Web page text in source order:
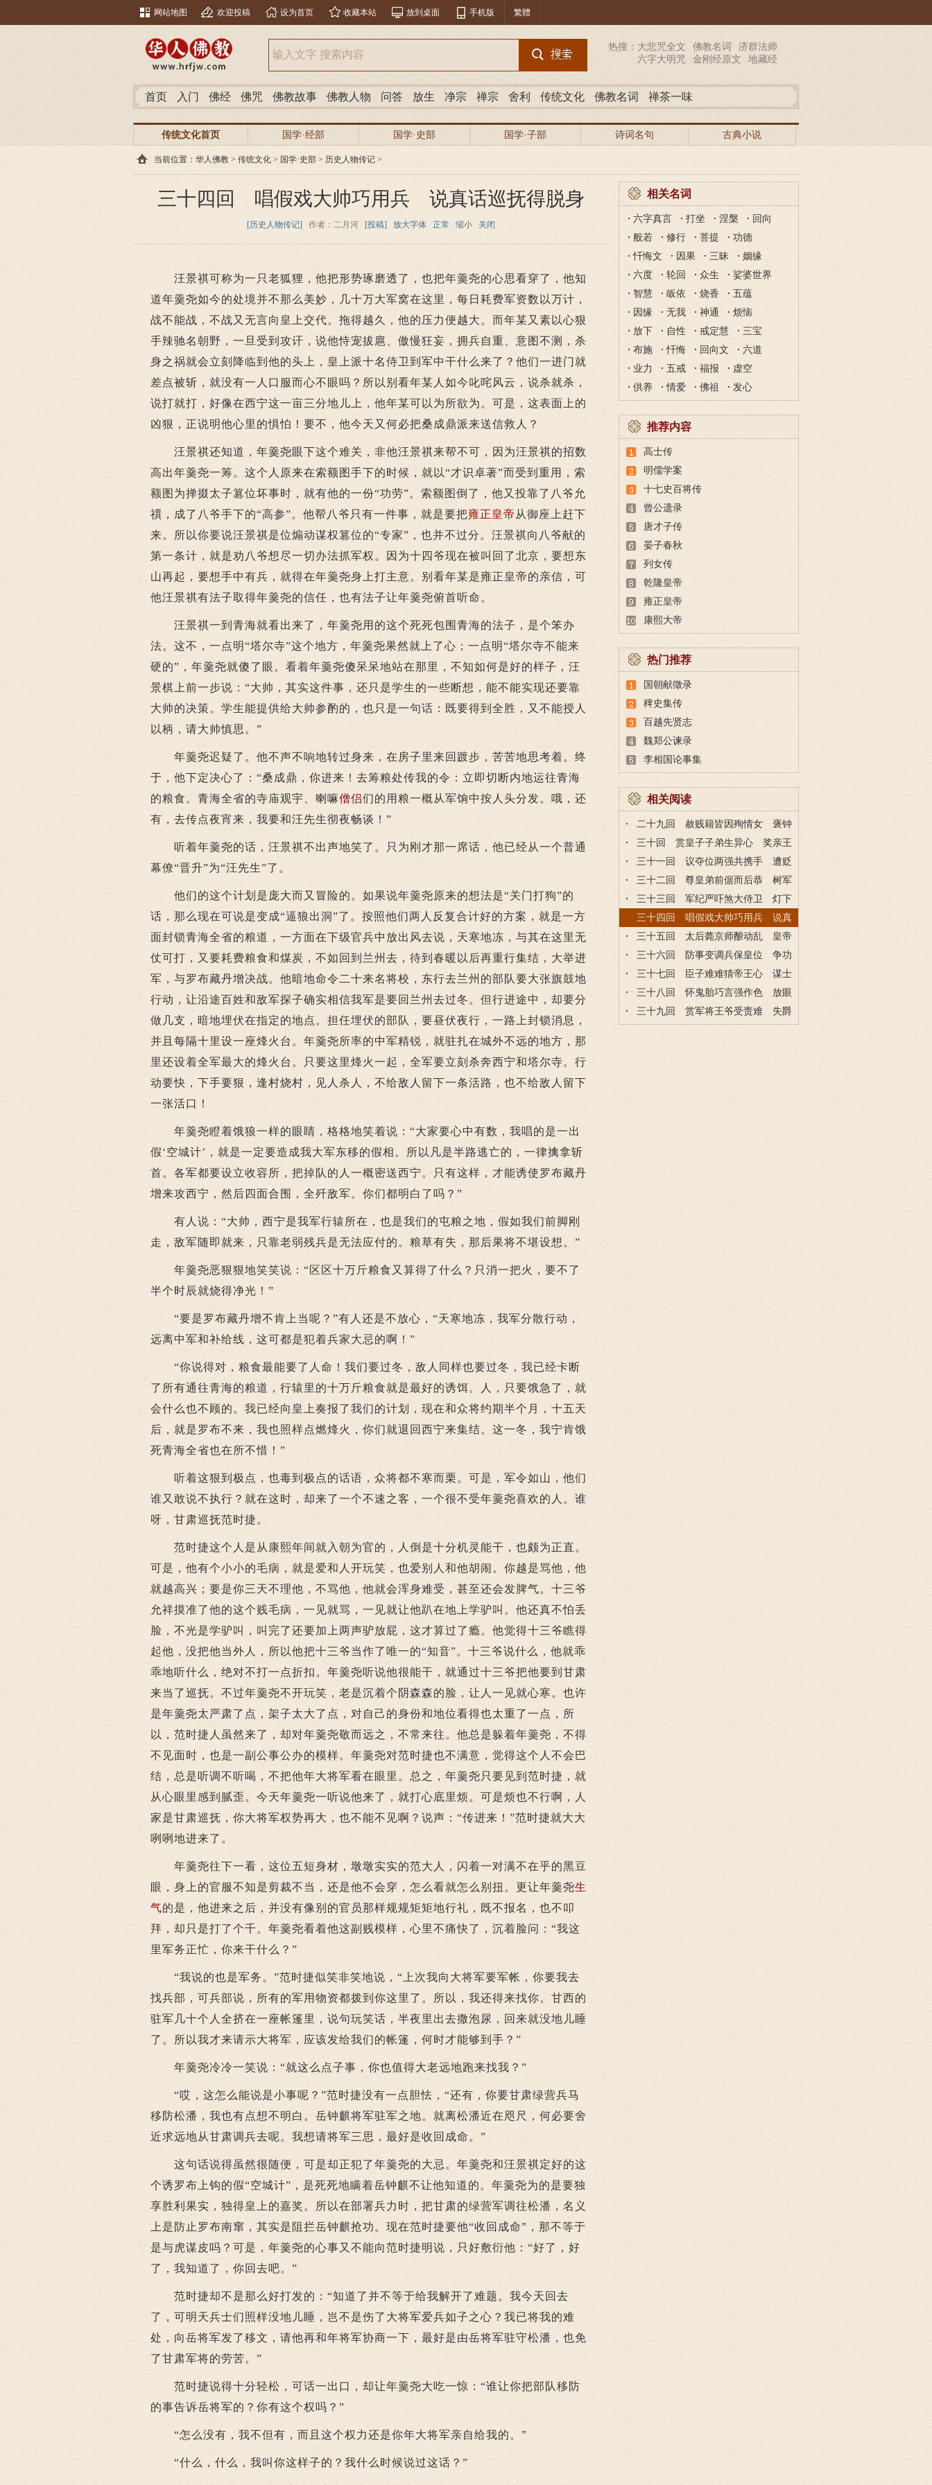
网站地图 欢迎投稿 设为首页 收藏本站 放到桌面 手机版 繁體
热搜： 大悲咒全文 佛教名词
济群法师
六字大明咒
金刚经原文 地藏经
首页 入门 佛经 佛咒 佛教故事 佛教人物 问答 放生 净宗 禅宗 舍利 传统文化 佛教名词 禅茶一味
传统文化首页 国学·经部 国学·史部 国学·子部 诗词名句 古典小说
当前位置： 华人佛教 > 传统文化 > 国学·史部 > 历史人物传记 >
三十四回 唱假戏大帅巧用兵 说真话巡抚得脱身
[历史人物传记] 作者：二月河 [投稿] 放大字体 正常 缩小 关闭
汪景祺可称为一只老狐狸，他把形势琢磨透了，也把年羹尧的心思看穿了，他知
道年羹尧如今的处境并不那么美妙，几十万大军窝在这里，每日耗费军资数以万计，
战不能战，不战又无言向皇上交代。拖得越久，他的压力便越大。而年某又素以心狠
手辣驰名朝野，一旦受到攻讦，说他恃宠拔扈、傲慢狂妄，拥兵自重、意图不测，杀
身之祸就会立刻降临到他的头上，皇上派十名侍卫到军中干什么来了？他们一进门就
差点被斩，就没有一人口服而心不眼吗？所以别看年某人如今叱咤风云，说杀就杀，
说打就打，好像在西宁这一亩三分地儿上，他年某可以为所欲为。可是，这表面上的
凶狠，正说明他心里的惧怕！要不，他今天又何必把桑成鼎派来送信救人？
汪景祺还知道，年羹尧眼下这个难关，非他汪景祺来帮不可，因为汪景祺的招数
高出年羹尧一筹。这个人原来在索额图手下的时候，就以“才识卓著”而受到重用，索
额图为掸掇太子篡位坏事时，就有他的一份“功劳”。索额图倒了，他又投靠了八爷允
禩，成了八爷手下的“高参”。他帮八爷只有一件事，就是要把雍正皇帝 从御座上赶下
来。所以你要说汪景祺是位煽动谋权篡位的“专家”，也并不过分。汪景祺向八爷献的
第一条计，就是劝八爷想尽一切办法抓军权。因为十四爷现在被叫回了北京，要想东
山再起，要想手中有兵，就得在年羹尧身上打主意。别看年某是雍正皇帝的亲信，可
他汪景祺有法子取得年羹尧的信任，也有法子让年羹尧俯首听命。
汪景祺一到青海就看出来了，年羹尧用的这个死死包围青海的法子，是个笨办
法。这不，一点明“塔尔寺”这个地方，年羹尧果然就上了心；一点明“塔尔寺不能来
硬的”，年羹尧就傻了眼。看着年羹尧傻呆呆地站在那里，不知如何是好的样子，汪
景棋上前一步说：“大帅，其实这件事，还只是学生的一些断想，能不能实现还要靠
大帅的决策。学生能提供给大帅参酌的，也只是一句话：既要得到全胜，又不能授人
以柄，请大帅慎思。”
年羹尧迟疑了。他不声不响地转过身来，在房子里来回踱步，苦苦地思考着。终
于，他下定决心了：“桑成鼎，你进来！去筹粮处传我的令：立即切断内地运往青海
的粮食。青海全省的寺庙观宇、喇嘛僧侣们的用粮一概从军饷中按人头分发。哦，还
有，去传点夜宵来，我要和汪先生彻夜畅谈！”
听着年羹尧的话，汪景祺不出声地笑了。只为刚才那一席话，他已经从一个普通
幕僚“晋升”为“汪先生”了。
他们的这个计划是庞大而又冒险的。如果说年羹尧原来的想法是“关门打狗”的
话，那么现在可说是变成“逼狼出洞”了。按照他们两人反复合计好的方案，就是一方
面封锁青海全省的粮道，一方面在下级官兵中放出风去说，天寒地冻，与其在这里无
仗可打，又要耗费粮食和煤炭，不如回到兰州去，待到春暖以后再重行集结，大举进
军，与罗布藏丹增决战。他暗地命令二十来名将校，东行去兰州的部队要大张旗鼓地
行动，让沿途百姓和敌军探子确实相信我军是要回兰州去过冬。但行进途中，却要分
做几支，暗地埋伏在指定的地点。担任埋伏的部队，要昼伏夜行，一路上封锁消息，
并且每隔十里设一座烽火台。年羹尧所率的中军精锐，就驻扎在城外不远的地方，那
里还设着全军最大的烽火台。只要这里烽火一起，全军要立刻杀奔西宁和塔尔寺。行
动要快，下手要狠，逢村烧村，见人杀人，不给敌人留下一条活路，也不给敌人留下
一张活口！
年羹尧瞪着饿狼一样的眼睛，格格地笑着说：“大家要心中有数，我唱的是一出
假‘空城计’，就是一定要造成我大军东移的假相。所以凡是半路逃亡的，一律擒拿斩
首。各军都要设立收容所，把掉队的人一概密送西宁。只有这样，才能诱使罗布藏丹
增来攻西宁，然后四面合围，全歼敌军。你们都明白了吗？”
有人说：“大帅，西宁是我军行辕所在，也是我们的屯粮之地，假如我们前脚刚
走，敌军随即就来，只靠老弱残兵是无法应付的。粮草有失，那后果将不堪设想。”
年羹尧恶狠狠地笑笑说：“区区十万斤粮食又算得了什么？只消一把火，要不了
半个时辰就烧得净光！”
“要是罗布藏丹增不肯上当呢？”有人还是不放心，“天寒地冻，我军分散行动，
远离中军和补给线，这可都是犯着兵家大忌的啊！”
“你说得对，粮食最能要了人命！我们要过冬，敌人同样也要过冬，我已经卡断
了所有通往青海的粮道，行辕里的十万斤粮食就是最好的诱饵。人，只要饿急了，就
会什么也不顾的。我已经向皇上奏报了我们的计划，现在和众将约期半个月，十五天
后，就是罗布不来，我也照样点燃烽火，你们就退回西宁来集结。这一冬，我宁肯饿
死青海全省也在所不惜！”
听着这狠到极点，也毒到极点的话语，众将都不寒而栗。可是，军令如山，他们
谁又敢说不执行？就在这时，却来了一个不速之客，一个很不受年羹尧喜欢的人。谁
呀，甘肃巡抚范时捷。
范时捷这个人是从康熙年间就入朝为官的，人倒是十分机灵能干，也颇为正直。
可是，他有个小小的毛病，就是爱和人开玩笑，也爱别人和他胡闹。你越是骂他，他
就越高兴；要是你三天不理他，不骂他，他就会浑身难受，甚至还会发脾气。十三爷
允祥摸准了他的这个贱毛病，一见就骂，一见就让他趴在地上学驴叫。他还真不怕丢
脸，不光是学驴叫，叫完了还要加上两声驴放屁，这才算过了瘾。他觉得十三爷瞧得
起他，没把他当外人，所以他把十三爷当作了唯一的“知音”。十三爷说什么，他就乖
乖地听什么，绝对不打一点折扣。年羹尧听说他很能干，就通过十三爷把他要到甘肃
来当了巡抚。不过年羹尧不开玩笑，老是沉着个阴森森的脸，让人一见就心寒。也许
是年羹尧太严肃了点，架子太大了点，对自己的身份和地位看得也太重了一点，所
以，范时捷人虽然来了，却对年羹尧敬而远之，不常来往。他总是躲着年羹尧，不得
不见面时，也是一副公事公办的模样。年羹尧对范时捷也不满意，觉得这个人不会巴
结，总是听调不听喝，不把他年大将军看在眼里。总之，年羹尧只要见到范时捷，就
从心眼里感到腻歪。今天年羹尧一听说他来了，就打心底里烦。可是烦也不行啊，人
家是甘肃巡抚，你大将军权势再大，也不能不见啊？说声：“传进来！”范时捷就大大
咧咧地进来了。
年羹尧往下一看，这位五短身材，墩墩实实的范大人，闪着一对满不在乎的黑豆
眼，身上的官服不知是剪裁不当，还是他不会穿，怎么看就怎么别扭。更让年羹尧生
气的是，他进来之后，并没有像别的官员那样规规矩矩地行礼，既不报名，也不叩
拜，却只是打了个千。年羹尧看着他这副贱模样，心里不痛快了，沉着脸问：“我这
里军务正忙，你来干什么？”
“我说的也是军务。”范时捷似笑非笑地说，“上次我向大将军要军帐，你要我去
找兵部，可兵部说，所有的军用物资都拨到你这里了。所以，我还得来找你。甘西的
驻军几十个人全挤在一座帐篷里，说句玩笑话，半夜里出去撒泡尿，回来就没地儿睡
了。所以我才来请示大将军，应该发给我们的帐篷，何时才能够到手？”
年羹尧冷冷一笑说：“就这么点子事，你也值得大老远地跑来找我？”
“哎，这怎么能说是小事呢？”范时捷没有一点胆怯，“还有，你要甘肃绿营兵马
移防松潘，我也有点想不明白。岳钟麒将军驻军之地。就离松潘近在咫尺，何必要舍
近求远地从甘肃调兵去呢。我想请将军三思，最好是收回成命。”
这句话说得虽然很随便，可是却正犯了年羹尧的大忌。年羹尧和汪景祺定好的这
个诱罗布上钩的假“空城计”，是死死地瞒着岳钟麒不让他知道的。年羹尧为的是要独
享胜利果实，独得皇上的嘉奖。所以在部署兵力时，把甘肃的绿营军调往松潘，名义
上是防止罗布南窜，其实是阻拦岳钟麒抢功。现在范时捷要他“收回成命”，那不等于
是与虎谋皮吗？可是，年羹尧的心事又不能向范时捷明说，只好敷衍他：“好了，好
了，我知道了，你回去吧。”
范时捷却不是那么好打发的：“知道了并不等于给我解开了难题。我今天回去
了，可明天兵士们照样没地儿睡，岂不是伤了大将军爱兵如子之心？我已将我的难
处，向岳将军发了移文，请他再和年将军协商一下，最好是由岳将军驻守松潘，也免
了甘肃军将的劳苦。”
范时捷说得十分轻松，可话一出口，却让年羹尧大吃一惊：“谁让你把部队移防
的事告诉岳将军的？你有这个权吗？”
“怎么没有，我不但有，而且这个权力还是你年大将军亲自给我的。”
“什么，什么，我叫你这样子的？我什么时候说过这话？”
相关名词
六字真言 打坐 涅槃
回向
般若
修行 菩提
功德
忏悔文
因果 三昧
姻缘
六度
轮回 众生
娑婆世界
智慧
皈依 烧香
五蕴
因缘
无我 神通
烦恼
放下
自性 戒定慧
三宝
布施
忏悔 回向文
六道
业力
五戒 福报
虚空
供养
情爱 佛祖 发心
推荐内容
高士传
明儒学案
十七史百将传
曾公遗录
唐才子传
晏子春秋
列女传
乾隆皇帝
雍正皇帝
康熙大帝
热门推荐
国朝献徵录
稗史集传
百越先贤志
魏郑公谏录
李相国论事集
相关阅读
二十九回 赦贱籍皆因殉情女 褒钟
馗只为社谡安
三十回 赏皇子子弟生异心 奖亲王
王府蓄乱臣
三十一回 议夺位两强共携手 遭贬
放千里定单骑
三十二回 尊皇弟前倨而后恭 树军
威砍手再杀头
三十三回 军纪严吓煞大侍卫 灯下
黑悟出敌行踪
三十四回 唱假戏大帅巧用兵 说真
话巡抚得脱身
三十五回 太后薨京师酿动乱 皇帝
乐军报暖人心
三十六回 防事变调兵保皇位 争功
劳不惜当屠夫
三十七回 臣子难难猜帝王心 谋士
智智破佞臣妖
三十八回 怀鬼胎巧言强作色 放眼
望何惜一公爵
三十九回 赏军将王爷受责难 失爵